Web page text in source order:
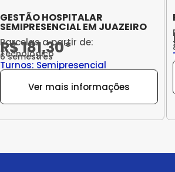
GESTÃO HOSPITALAR
SEMIPRESENCIAL EM JUAZEIRO
Parcelas a partir de:
R$ 181,30*
Tecnológico
6 semestres
Turnos: Semipresencial
Ver mais informações